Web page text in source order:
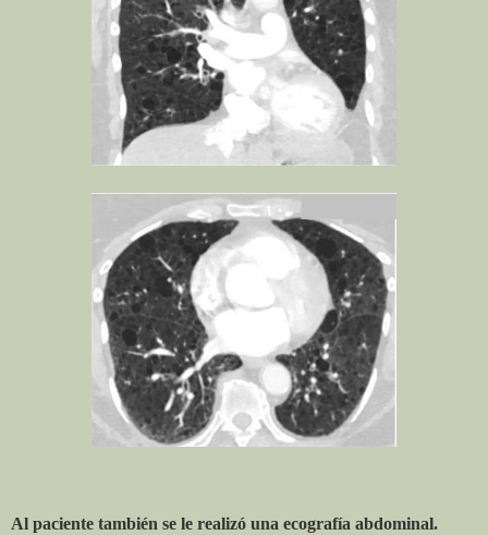
Al paciente también se le realizó una ecografía abdominal.